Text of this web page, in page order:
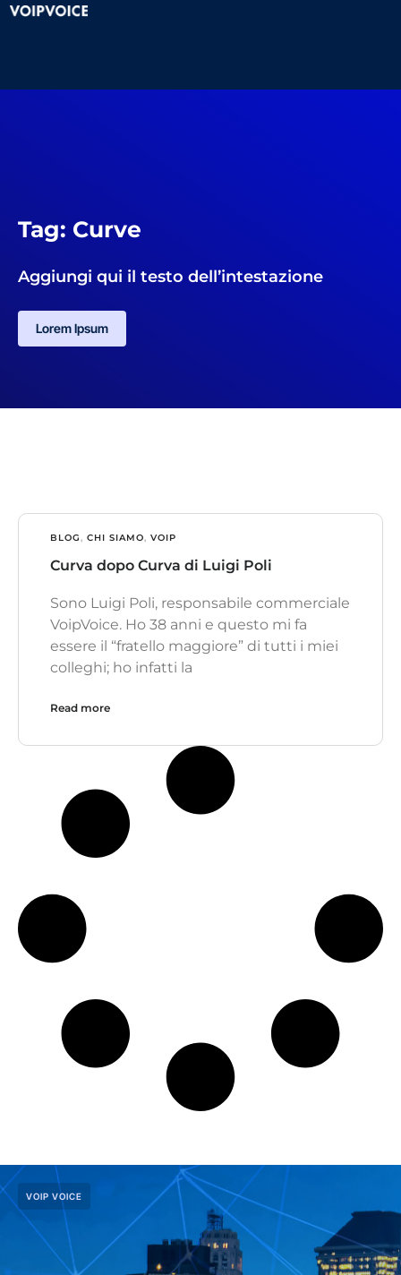
Tag: Curve
Aggiungi qui il testo dell’intestazione
Lorem Ipsum
BLOG, CHI SIAMO, VOIP
Curva dopo Curva di Luigi Poli
Sono Luigi Poli, responsabile commerciale
VoipVoice. Ho 38 anni e questo mi fa
essere il “fratello maggiore” di tutti i miei
colleghi; ho infatti la
Read more
VOIP VOICE